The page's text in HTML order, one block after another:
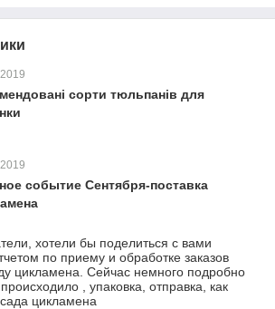
сорти тюльпанів для
событие Сентября-поставка
хотели бы поделиться с вами
по приему и обработке заказов
цикламена. Сейчас немного подробно
, упаковка, отправка, как
цикламена